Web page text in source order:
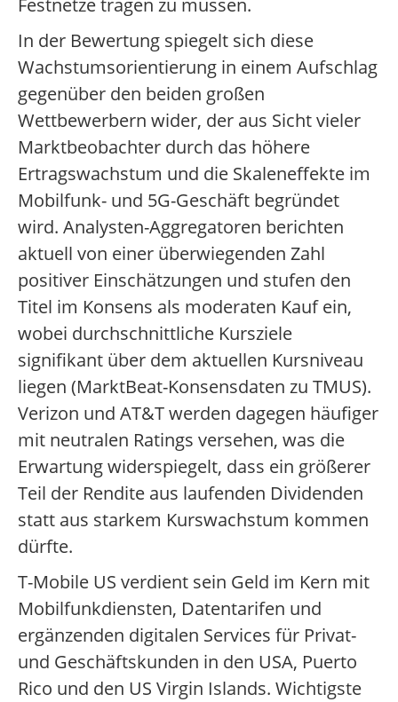
Festnetze tragen zu müssen.
In der Bewertung spiegelt sich diese
Wachstumsorientierung in einem Aufschlag
gegenüber den beiden großen
Wettbewerbern wider, der aus Sicht vieler
Marktbeobachter durch das höhere
Ertragswachstum und die Skaleneffekte im
Mobilfunk- und 5G-Geschäft begründet
wird. Analysten-Aggregatoren berichten
aktuell von einer überwiegenden Zahl
positiver Einschätzungen und stufen den
Titel im Konsens als moderaten Kauf ein,
wobei durchschnittliche Kursziele
signifikant über dem aktuellen Kursniveau
liegen (MarktBeat-Konsensdaten zu TMUS).
Verizon und AT&T werden dagegen häufiger
mit neutralen Ratings versehen, was die
Erwartung widerspiegelt, dass ein größerer
Teil der Rendite aus laufenden Dividenden
statt aus starkem Kurswachstum kommen
dürfte.
T-Mobile US verdient sein Geld im Kern mit
Mobilfunkdiensten, Datentarifen und
ergänzenden digitalen Services für Privat-
und Geschäftskunden in den USA, Puerto
Rico und den US Virgin Islands. Wichtigste